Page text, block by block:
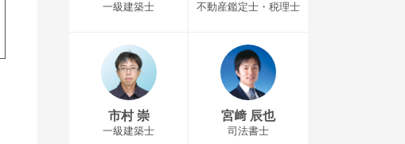
一級建築士 不動産鑑定士・税理士
市村 崇
一級建築士
宮﨑 辰也
司法書士